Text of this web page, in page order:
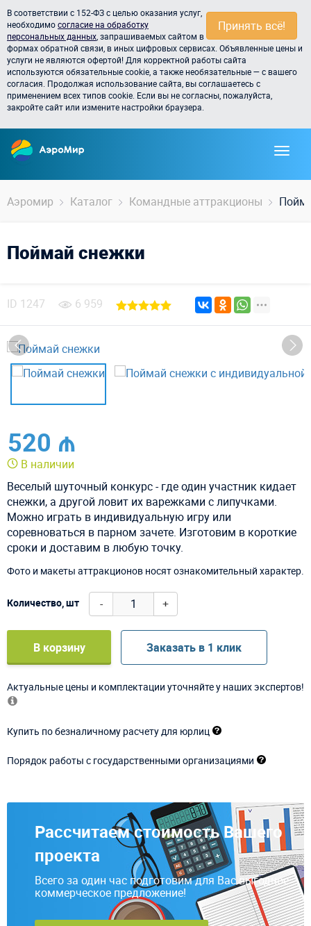
Принять всё!
В соответствии с 152-ФЗ с целью оказания услуг,
необходимосогласие на обработку
персональных данных , запрашиваемых сайтом в
формах обратной связи, в иных цифровых сервисах. Объявленные цены и
услуги не являются офертой! Для корректной работы сайта
используются обязательные cookie, а также необязательные — с вашего
согласия. Продолжая использование сайта, вы соглашаетесь с
применением всех типов cookie. Если вы не согласны, пожалуйста,
закройте сайт или измените настройки браузера.
Аэромир Каталог Командные аттракционы
Поймай снежки
ID 1247 6 959
520 ₼
В наличии
Веселый шуточный конкурс - где один участник кидает
снежки, а другой ловит их варежками с липучками.
Можно играть в индивидуальную игру или
соревноваться в парном зачете. Изготовим в короткие
сроки и доставим в любую точку.
Фото и макеты аттракционов носят ознакомительный характер.
Количество, шт - +
В корзину Заказать в 1 клик
Актуальные цены и комплектации уточняйте у наших экспертов!
Купить по безналичному расчету для юрлиц
Порядок работы с государственными организациями
Рассчитаем стоимость Вашего
проекта
Всего за один час подготовим для Вас выгодное
коммерческое предложение!